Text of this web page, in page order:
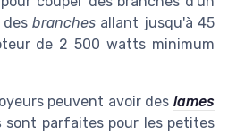
desbranches allant jusqu'à 45
de 2 500 watts minimum
peuvent avoir deslames
sont parfaites pour les petites